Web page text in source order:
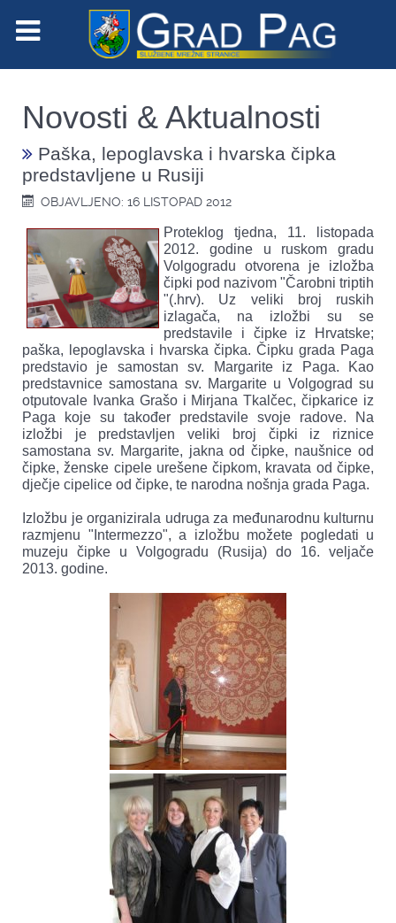
Novosti & Aktualnosti
Paška, lepoglavska i hvarska čipka
predstavljene u Rusiji
OBJAVLJENO: 16 LISTOPAD 2012
Proteklog tjedna, 11. listopada
2012. godine u ruskom gradu
Volgogradu otvorena je izložba
čipki pod nazivom "Čarobni triptih
"(.hrv). Uz veliki broj ruskih
izlagača, na izložbi su se
predstavile i čipke iz Hrvatske;
paška, lepoglavska i hvarska čipka. Čipku grada Paga
predstavio je samostan sv. Margarite iz Paga. Kao
predstavnice samostana sv. Margarite u Volgograd su
otputovale Ivanka Grašo i Mirjana Tkalčec, čipkarice iz
Paga koje su također predstavile svoje radove. Na
izložbi je predstavljen veliki broj čipki iz riznice
samostana sv. Margarite, jakna od čipke, naušnice od
čipke, ženske cipele urešene čipkom, kravata od čipke,
dječje cipelice od čipke, te narodna nošnja grada Paga.
Izložbu je organizirala udruga za međunarodnu kulturnu
razmjenu "Intermezzo", a izložbu možete pogledati u
muzeju čipke u Volgogradu (Rusija) do 16. veljače
2013. godine.